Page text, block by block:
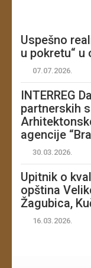
Uspešno
u pokretu“ u
07.07.2026.
INTERREG
partnerskih
agencije
30.03.2026.
Upitnik o
opština
Žagubica,
16.03.2026.